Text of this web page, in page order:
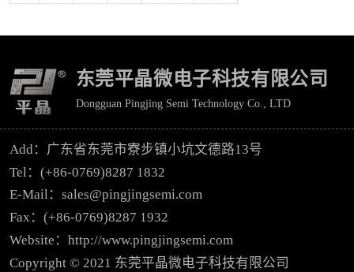
东莞平晶微电子科技有限公司
Dongguan Pingjing Semi Technology Co., LTD
Add：广东省东莞市寮步镇小坑文德路13号
Tel：(+86-0769)8287 1832
E-Mail：sales@pingjingsemi.com
Fax：(+86-0769)8287 1932
Website：http://www.pingjingsemi.com
Copyright © 2021 东莞平晶微电子科技有限公司